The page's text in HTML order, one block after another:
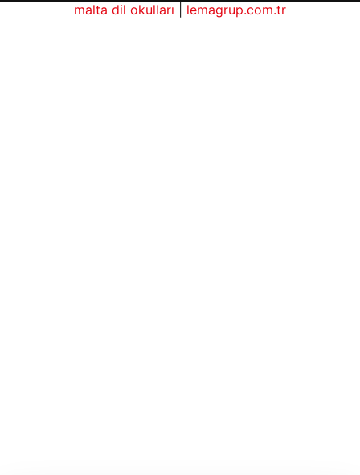
malta dil okulları
lemagrup.com.tr